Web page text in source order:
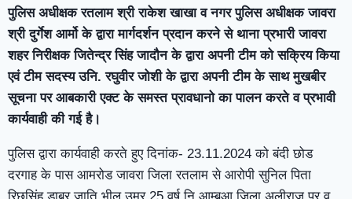
पुलिस अधीक्षक रतलाम श्री राकेश खाखा व नगर पुलिस अधीक्षक जावरा
श्री दुर्गेश आर्मो के द्वारा मार्गदर्शन प्रदान करने से थाना प्रभारी जावरा
शहर निरीक्षक जितेन्द्र सिंह जादौन के द्वारा अपनी टीम को सक्रिय किया
एवं टीम सदस्य उनि. रघुवीर जोशी के द्वारा अपनी टीम के साथ मुखबीर
सूचना पर आबकारी एक्ट के समस्त प्रावधानो का पालन करते व प्रभावी
कार्यवाही की गई है।
पुलिस द्वारा कार्यवाही करते हुए दिनांक- 23.11.2024 को बंदी छोड
दरगाह के पास आमरोड जावरा जिला रतलाम से आरोपी सुनिल पिता